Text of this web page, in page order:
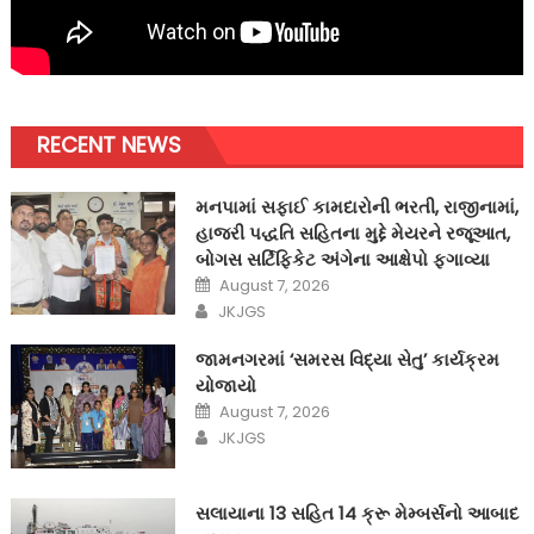
RECENT NEWS
મનપામાં સફાઈ કામદારોની ભરતી, રાજીનામાં,
હાજરી પદ્ધતિ સહિતના મુદ્દે મેયરને રજૂઆત,
બોગસ સર્ટિફિકેટ અંગેના આક્ષેપો ફગાવ્યા
Posted
on
August 7, 2026
Author
JKJGS
જામનગરમાં ‘સમરસ વિદ્યા સેતુ’ કાર્યક્રમ
યોજાયો
Posted
on
August 7, 2026
Author
JKJGS
સલાયાના 13 સહિત 14 ક્રૂ મેમ્બર્સનો આબાદ